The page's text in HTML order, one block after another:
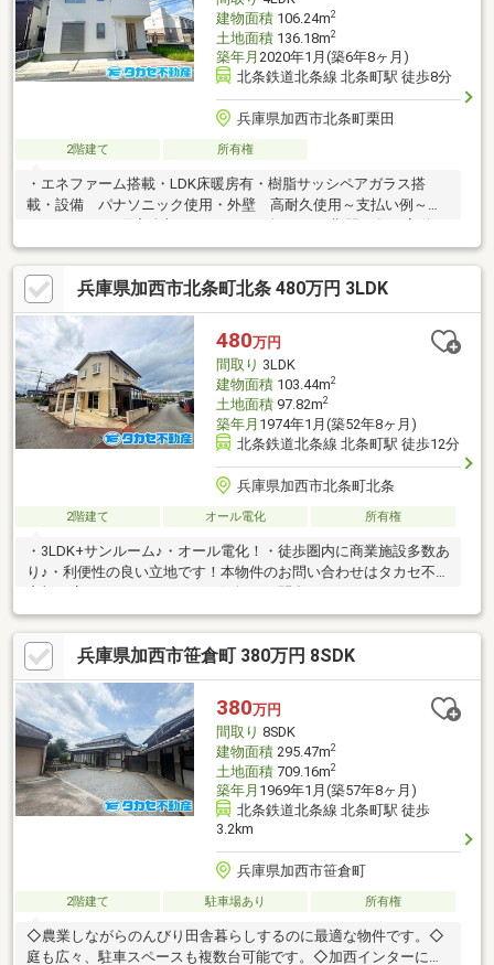
建物面積106.24m2
土地面積136.18m2
築年月 2020年1月(築6年8ヶ月)
北条鉄道北条線 北条町駅 徒歩8分
兵庫県加西市北条町栗田
2階建て 所有権
・エネファーム搭載・LDK床暖房有・樹脂サッシペアガラス搭
載・設備 パナソニック使用・外壁 高耐久使用～支払い例～
イプ 金利0.625%・金融機関／地元金融機関 ・販売価格に対する
融資限度の割合／100％以内 ・ボーナス払い／0円 ・自己資金／0
円 ・返済期間／35年 ・利率／年利0.625％（変動金利） ※ローン
は一定要件該当者が対象です。適用される金利は融資実行時のも
のとなり、表記されている金利・返済額と異なる場合があります
兵庫県加西市北条町北条 480万円 3LDK
480万円
間取り 3LDK
建物面積103.44m2
土地面積97.82m2
築年月 1974年1月(築52年8ヶ月)
北条鉄道北条線 北条町駅 徒歩12分
兵庫県加西市北条町北条
2階建て オール電化 所有権
・3LDK+サンルーム♪・オール電化！・徒歩圏内に商業施設多数あ
り♪・利便性の良い立地です！本物件のお問い合わせはタカセ不動
産加西店まで♪0790-35-8028お気軽にお問合せください♪
兵庫県加西市笹倉町 380万円 8SDK
380万円
間取り 8SDK
建物面積295.47m2
土地面積709.16m2
築年月 1969年1月(築57年8ヶ月)
北条鉄道北条線 北条町駅 徒歩
3.2km
兵庫県加西市笹倉町
2階建て 駐車場あり 所有権
◇農業しながらのんびり田舎暮らしするのに最適な物件です。◇
庭も広々、駐車スペースも複数台可能です。◇加西インターにも